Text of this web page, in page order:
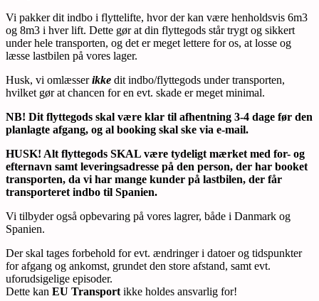
Vi pakker dit indbo i flyttelifte, hvor der kan være henholdsvis 6m3
og 8m3 i hver lift. Dette gør at din flyttegods står trygt og sikkert
under hele transporten, og det er meget lettere for os, at losse og
læsse lastbilen på vores lager.
Husk, vi omlæsserikke dit indbo/flyttegods under transporten,
hvilket gør at chancen for en evt. skade er meget minimal.
NB! Dit flyttegods skal være klar til afhentning 3-4 dage før den
planlagte afgang, og al booking skal ske via e-mail.
HUSK! Alt flyttegods SKAL være tydeligt mærket med for- og
efternavn samt leveringsadresse på den person, der har booket
transporten, da vi har mange kunder på lastbilen, der får
transporteret indbo til Spanien.
Vi tilbyder også opbevaring på vores lagrer, både i Danmark og
Spanien.
Der skal tages forbehold for evt. ændringer i datoer og tidspunkter
for afgang og ankomst, grundet den store afstand, samt evt.
uforudsigelige episoder.
Dette kan EU Transport ikke holdes ansvarlig for!